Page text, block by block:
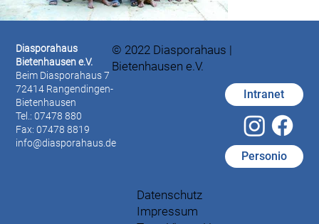
Diasporahaus
Bietenhausen e.V.
Beim Diasporahaus 7
72414 Rangendingen-
Bietenhausen
Tel.: 07478 880
Fax: 07478 8819
info@diasporahaus.de
© 2022 Diasporahaus |
Bietenhausen e.V.
Intranet
Personio
Datenschutz
Impressum